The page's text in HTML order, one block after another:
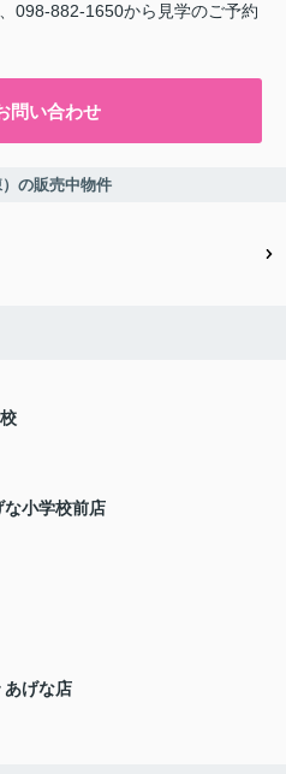
098-882-1650から見学のご予約
問い合わせ
の販売中物件
な小学校前店
あげな店